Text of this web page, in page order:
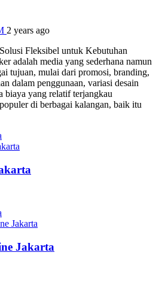
2 years ago
Fleksibel untuk Kebutuhan
adalah media yang sederhana namun
tujuan, mulai dari promosi, branding,
dalam penggunaan, variasi desain
biaya yang relatif terjangkau
di berbagai kalangan, baik itu
Jakarta
Jakarta